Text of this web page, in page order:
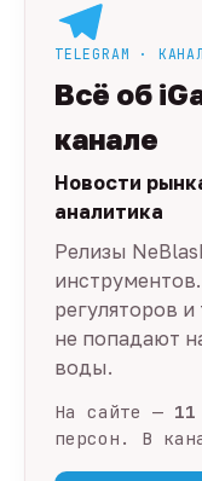
TELEGRAM ·
Всё об
канале
Новости
аналитика
Релизы
регуляторов
не попадают
воды.
На сайте —
персон. В